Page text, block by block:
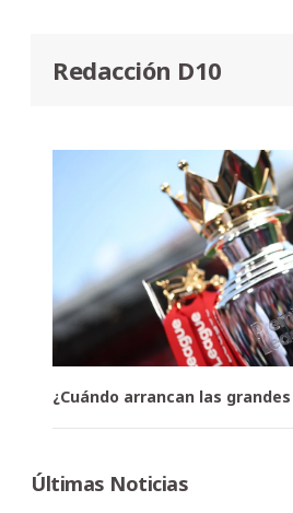
Redacción D10
¿Cuándo arrancan las
Últimas Noticias